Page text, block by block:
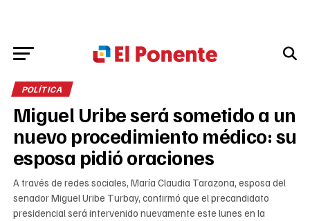
POLÍTICA
Miguel Uribe será sometido a un
nuevo procedimiento médico: su
esposa pidió oraciones
A través de redes sociales, María Claudia Tarazona, esposa del
senador Miguel Uribe Turbay, confirmó que el precandidato
presidencial será intervenido nuevamente este lunes en la